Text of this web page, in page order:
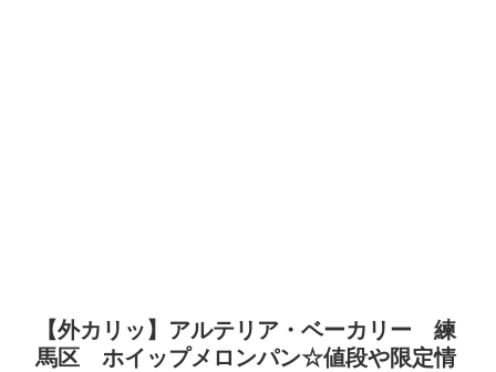
【外カリッ】アルテリア・ベーカリー 練
馬区 ホイップメロンパン☆値段や限定情